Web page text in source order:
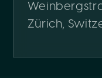
Zürich,